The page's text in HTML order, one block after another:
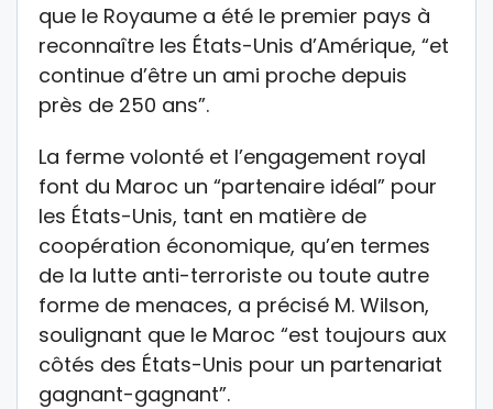
que le Royaume a été le premier pays à
reconnaître les États-Unis d’Amérique, “et
continue d’être un ami proche depuis
près de 250 ans”.
La ferme volonté et l’engagement royal
font du Maroc un “partenaire idéal” pour
les États-Unis, tant en matière de
coopération économique, qu’en termes
de la lutte anti-terroriste ou toute autre
forme de menaces, a précisé M. Wilson,
soulignant que le Maroc “est toujours aux
côtés des États-Unis pour un partenariat
gagnant-gagnant”.